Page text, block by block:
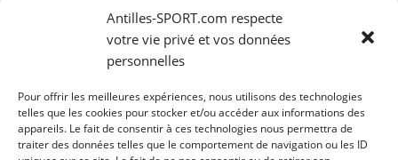
Antilles-SPORT.com respecte
votre vie privé et vos données
personnelles
Pour offrir les meilleures expériences, nous utilisons des technologies
telles que les cookies pour stocker et/ou accéder aux informations des
appareils. Le fait de consentir à ces technologies nous permettra de
traiter des données telles que le comportement de navigation ou les ID
réussi à maintenir une allure soutenue. Avec leur expérience, Mickael
Laurent et Emile Demazy ont su gérer cela. Je les félicite car c’est
compliqué. C’est ma 1ère victoire dans une course à étapes donc, je tiens
à les remercier. Cela prouve que le travail paie. Pour ma 1ère année au
serein. »